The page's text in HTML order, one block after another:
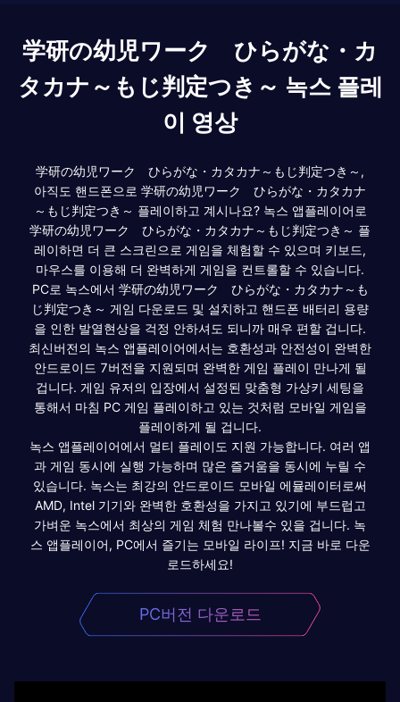
学研の幼児ワーク ひらがな・カ
タカナ～もじ判定つき～ 녹스 플레
이 영상
学研の幼児ワーク ひらがな・カタカナ～もじ判定つき～,
아직도 핸드폰으로 学研の幼児ワーク ひらがな・カタカナ
～もじ判定つき～ 플레이하고 계시나요? 녹스 앱플레이어로
学研の幼児ワーク ひらがな・カタカナ～もじ判定つき～ 플
레이하면 더 큰 스크린으로 게임을 체험할 수 있으며 키보드,
마우스를 이용해 더 완벽하게 게임을 컨트롤할 수 있습니다.
PC로 녹스에서 学研の幼児ワーク ひらがな・カタカナ～も
じ判定つき～ 게임 다운로드 및 설치하고 핸드폰 배터리 용량
을 인한 발열현상을 걱정 안하셔도 되니까 매우 편할 겁니다.
최신버전의 녹스 앱플레이어에서는 호환성과 안전성이 완벽한
안드로이드 7버전을 지원되며 완벽한 게임 플레이 만나게 될
겁니다. 게임 유저의 입장에서 설정된 맞춤형 가상키 세팅을
통해서 마침 PC 게임 플레이하고 있는 것처럼 모바일 게임을
플레이하게 될 겁니다.
녹스 앱플레이어에서 멀티 플레이도 지원 가능합니다. 여러 앱
과 게임 동시에 실행 가능하며 많은 즐거움을 동시에 누릴 수
있습니다. 녹스는 최강의 안드로이드 모바일 에뮬레이터로써
AMD, Intel 기기와 완벽한 호환성을 가지고 있기에 부드럽고
가벼운 녹스에서 최상의 게임 체험 만나볼수 있을 겁니다. 녹
스 앱플레이어, PC에서 즐기는 모바일 라이프! 지금 바로 다운
로드하세요!
PC버전 다운로드